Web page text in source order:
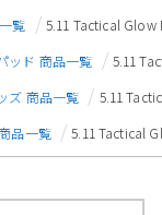
覧
5.11 Tactical Glow
ッド 商品一覧
5.11
ズ 商品一覧
5.11
品一覧 5.11 Tactical